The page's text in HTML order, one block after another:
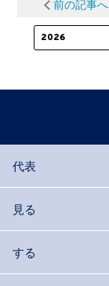
前の記事へ
代表
見る
する